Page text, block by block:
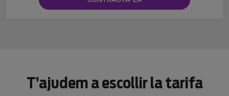
T’ajudem a escollir la tarifa